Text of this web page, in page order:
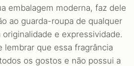
embalagem moderna, faz dele
ao guarda-roupa de qualquer
e expressividade.
lembrar que essa fragrância
os gostos e não possui a